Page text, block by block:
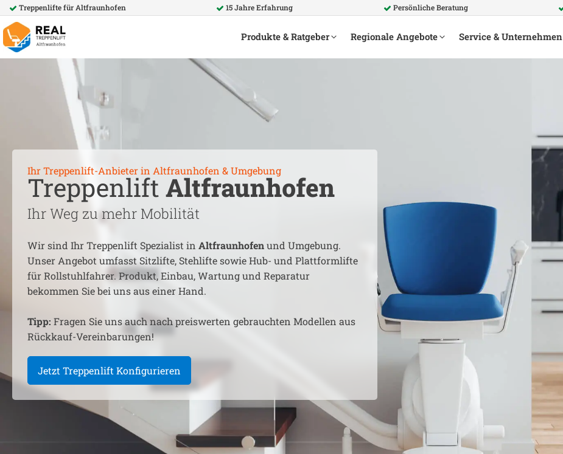
Treppenlifte für Altfraunhofen 15 Jahre Erfahrung Persönliche Beratung
Produkte & Ratgeber Regionale Angebote Service & Unternehmen
Ihr Treppenlift-Anbieter in Altfraunhofen & Umgebung
Treppenlift Altfraunhofen
Ihr Weg zu mehr Mobilität
Wir sind Ihr Treppenlift Spezialist in Altfraunhofenund Umgebung.
Unser Angebot umfasst Sitzlifte, Stehlifte sowie Hub- und Plattformlifte
für Rollstuhlfahrer. Produkt, Einbau, Wartung und Reparatur
bekommen Sie bei uns aus einer Hand.
Tipp: Fragen Sie uns auch nach preiswerten gebrauchten Modellen aus
Rückkauf-Vereinbarungen!
Jetzt Treppenlift Konfigurieren